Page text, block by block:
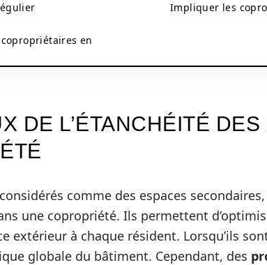
en
Impliquer les
DE L’ÉTANCHÉITÉ
comme des espaces
une copropriété. Ils permettent
extérieur à chaque résident. Lorsqu’ils
globale du bâtiment. Cependant, des